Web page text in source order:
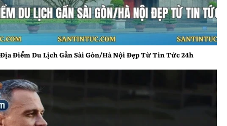
Tổng hợp nhanh trong ngày
Những bản tin tổng hợp giúp tiết kiệm thời gian mà
vẫn đảm bảo cập nhật đầy đủ thông tin quan trọng.
Tin Tức 24h chọn lọc các sự kiện nổi bật trong ngày,
sắp xếp theo mức độ ảnh hưởng để người đọc dễ
dàng theo dõi và nắm bắt bức tranh chung của xã
hội.
Điểm tin đáng chú ý
Một số thông tin nổi bật thường mang tính đại diện
Địa Điểm Du Lịch Gần Sài Gòn/Hà Nội Đẹp Từ Tin Tức
24h
Địa Điểm Du Lịch Gần Sài Gòn/Hà Nội Đẹp Từ Tin Tức 24h